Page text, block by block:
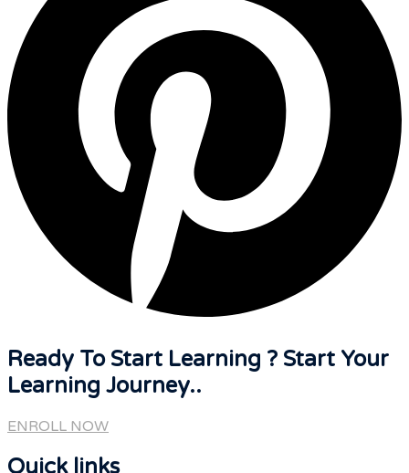
Ready To Start Learning ? Start Your
Learning Journey..
ENROLL NOW
Quick links